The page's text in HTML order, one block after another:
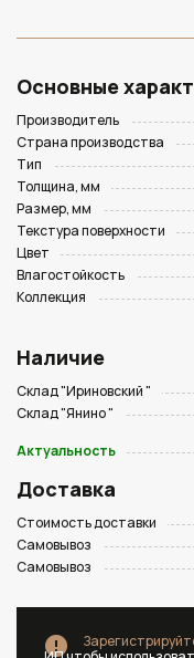
Основные
Производитель
Страна производства
Тип
Толщина, мм
Размер, мм
Текстура поверхности
Цвет
Влагостойкость
Коллекция
Наличие
Склад "Ириновский "
Склад "Янино "
Актуальность
Доставка
Стоимость доставки
Самовывоз
Самовывоз